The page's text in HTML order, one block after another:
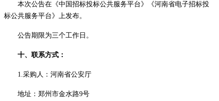
本次公告在 《中国招标投标公共服务平台》《河南省电子招标投
标公共服务平台》上发布。
公告期限为三个工作日。
十、联系方式：
1.采购人：河南省公安厅
地址：郑州市金水路9号